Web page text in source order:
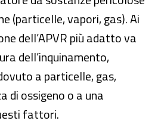
(particelle, vapori, gas). Ai
dell’APVR più adatto va
dell’inquinamento,
a particelle, gas,
di ossigeno o a una
fattori.